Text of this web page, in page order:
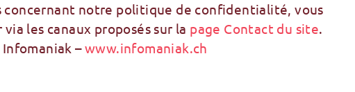
concernant notre politique de confidentialité, vous
les canaux proposés sur la page Contact du site.
–www.infomaniak.ch